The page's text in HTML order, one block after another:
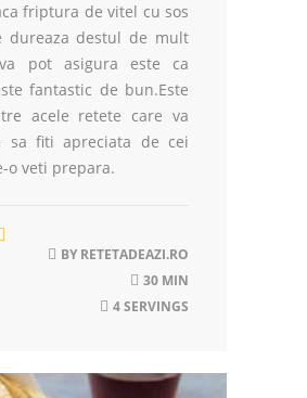
friptura de vitel cu sos
dureaza destul de mult
pot asigura este ca
fantastic de bun.Este
acele retete care va
sa fiti apreciata de cei
o veti prepara.
BY RETETADEAZI.RO
30 MIN
4 SERVINGS